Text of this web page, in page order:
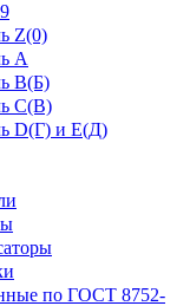
Z(0)
А
В(Б)
С(В)
D(Г) и E(Д)
по ГОСТ 8752-